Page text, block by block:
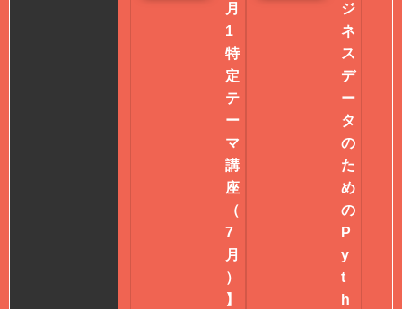
月
1
特
定
テ
ー
マ
講
座
（
7
月
）
】
ジ
ネ
ス
デ
ー
タ
の
た
め
の
P
y
t
h